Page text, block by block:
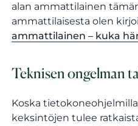
alan ammattilainen
ammattilaisesta olen
ammattilainen – kuka
Teknisen ongelman
Koska
keksintöjen tulee